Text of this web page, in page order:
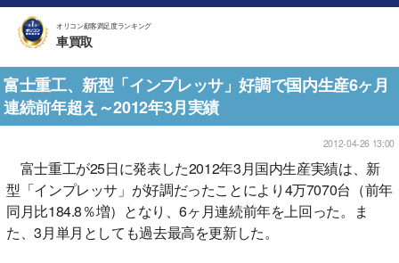
オリコン顧客満足度ランキング
車買取
富士重工、新型「インプレッサ」好調で国内生産6ヶ月
連続前年超え～2012年3月実績
2012-04-26 13:00
富士重工が25日に発表した2012年3月国内生産実績は、新
型「インプレッサ」が好調だったことにより4万7070台（前年
同月比184.8％増）となり、6ヶ月連続前年を上回った。ま
た、3月単月としても過去最高を更新した。